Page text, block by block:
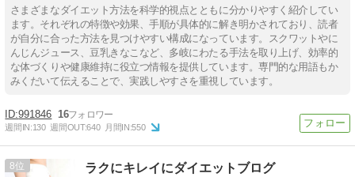
さまざまなダイエット方法を科学的視点とともに分かりやすく紹介してい
ます。それぞれの特徴や効果、手順が具体的に解き明かされており、読者
が自分に合った方法を見つけやすい構成になっています。スクワットやに
んじんジュース、豆乳きなこなど、多岐にわたる手法を取り上げ、効率的
な体づくりや健康維持に役立つ情報を提供しています。専門的な用語もか
みくだいて伝えることで、実践しやすさを重視しています。
991846 16
週間IN:130 週間OUT:640 月間IN:550
8 ラクにキレイにダイエットブログ